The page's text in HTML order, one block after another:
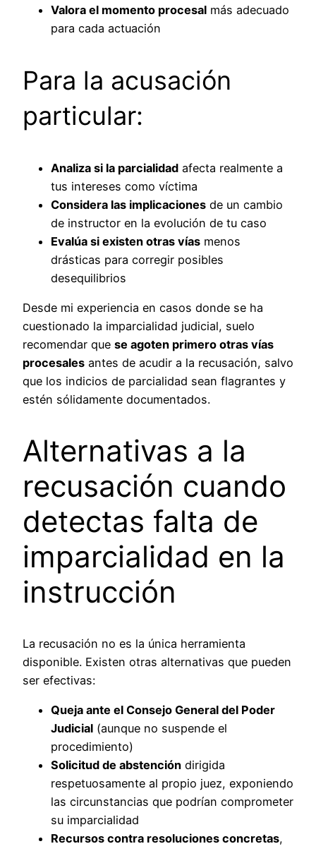
Valora el momento procesal más adecuado
para cada actuación
Para la acusación
particular:
Analiza si la parcialidad afecta realmente a
tus intereses como víctima
Considera las implicaciones de un cambio
de instructor en la evolución de tu caso
Evalúa si existen otras vías menos
drásticas para corregir posibles
desequilibrios
Desde mi experiencia en casos donde se ha
cuestionado la imparcialidad judicial, suelo
recomendar que se agoten primero otras vías
procesales antes de acudir a la recusación, salvo
que los indicios de parcialidad sean flagrantes y
estén sólidamente documentados.
Alternativas a la
recusación cuando
detectas falta de
imparcialidad en la
instrucción
La recusación no es la única herramienta
disponible. Existen otras alternativas que pueden
ser efectivas:
Queja ante el Consejo General del Poder
Judicial (aunque no suspende el
procedimiento)
Solicitud de abstención dirigida
respetuosamente al propio juez, exponiendo
las circunstancias que podrían comprometer
su imparcialidad
Recursos contra resoluciones concretas,